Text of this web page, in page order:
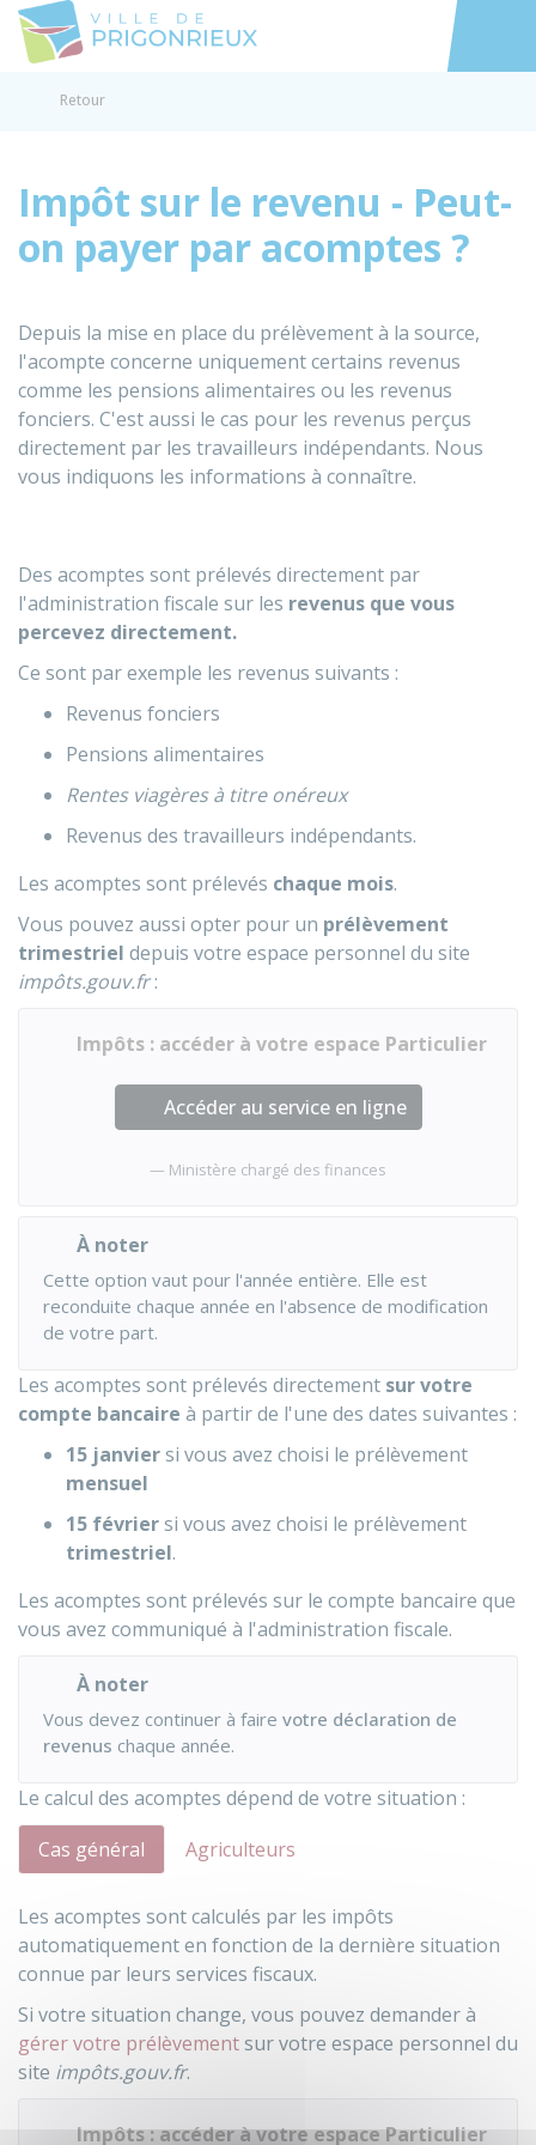
Accéder
Retour
Impôt sur le revenu - Peut-
on payer par acomptes ?
Depuis la mise en place du prélèvement à la source,
l'acompte concerne uniquement certains revenus
comme les pensions alimentaires ou les revenus
fonciers. C'est aussi le cas pour les revenus perçus
directement par les travailleurs indépendants. Nous
vous indiquons les informations à connaître.
Des acomptes sont prélevés directement par
l'administration fiscale sur les revenus que vous
percevez directement.
Ce sont par exemple les revenus suivants :
Revenus fonciers
Pensions alimentaires
Rentes viagères à titre onéreux
Revenus des travailleurs indépendants.
Les acomptes sont prélevés chaque mois.
Vous pouvez aussi opter pour un prélèvement
trimestriel depuis votre espace personnel du site
impôts.gouv.fr:
Impôts : accéder à votre espace Particulier
Accéder au service en ligne
Ministère chargé des finances
À noter
Cette option vaut pour l'année entière. Elle est
reconduite chaque année en l'absence de modification
de votre part.
Les acomptes sont prélevés directement sur votre
compte bancaire à partir de l'une des dates suivantes :
15 janviersi vous avez choisi le prélèvement
mensuel
15 févriersi vous avez choisi le prélèvement
trimestriel.
Les acomptes sont prélevés sur le compte bancaire que
vous avez communiqué à l'administration fiscale.
À noter
Vous devez continuer à faire votre déclaration de
revenus chaque année.
Le calcul des acomptes dépend de votre situation :
Cas général
Agriculteurs
Les acomptes sont calculés par les impôts
automatiquement en fonction de la dernière situation
connue par leurs services fiscaux.
Si votre situation change, vous pouvez demander à
gérer votre prélèvementsur votre espace personnel du
site impôts.gouv.fr.
Impôts : accéder à votre espace Particulier